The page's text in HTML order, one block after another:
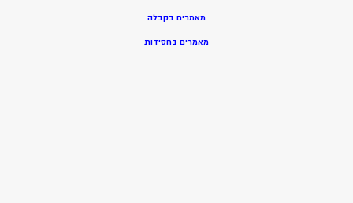
מאמרים בקבלה
מאמרים בחסידות